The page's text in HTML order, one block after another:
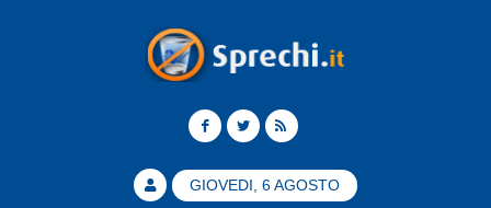
GIOVEDI, 6 AGOSTO